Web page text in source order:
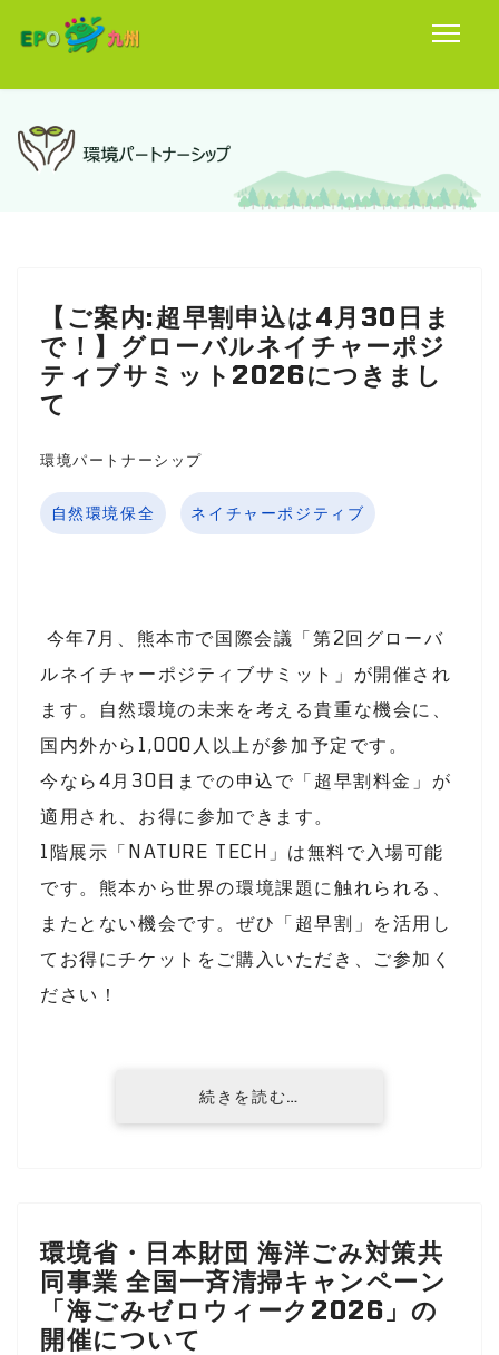
【ご案内:超早割申込は4月30日ま
で！】グローバルネイチャーポジ
ティブサミット2026につきまし
て
環境パートナーシップ
自然環境保全 ネイチャーポジティブ
今年7月、熊本市で国際会議「第2回グローバ
ルネイチャーポジティブサミット」が開催され
ます。
自然環境の未来を考える貴重な機会に、
国内外から1,000人以上が参加予定です。
今なら4月30日までの申込で「超早割料金」が
適用され、お得に参加できます。
1階展示「NATURE TECH」は無料で入場可能
です。 熊本から世界の環境課題に触れられる、
またとない機会です。 ぜひ「超早割」を活用し
てお得にチケットをご購入いただき、ご参加く
ださい！
続きを読む…
環境省・日本財団 海洋ごみ対策共
同事業 全国一斉清掃キャンペーン
「海ごみゼロウィーク2026」の
開催について